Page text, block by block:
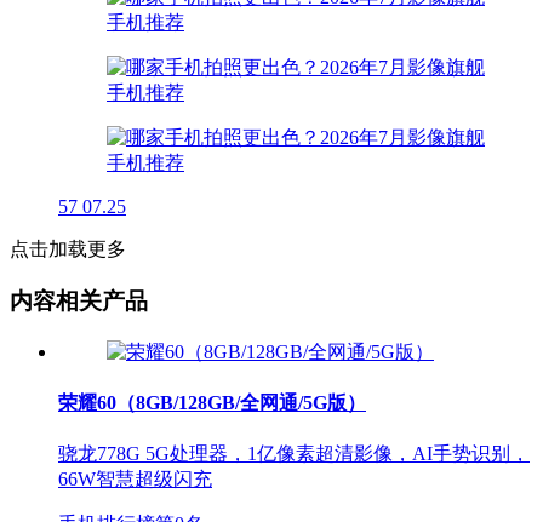
57 07.25
点击加载更多
内容相关产品
荣耀60（8GB/128GB/全网通/5G版）
骁龙778G 5G处理器，1亿像素超清影像，AI手势识别，
66W智慧超级闪充